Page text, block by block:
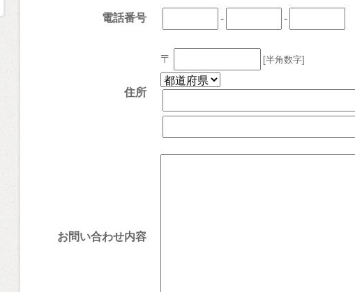
電話番号 - -
住所
〒 [半角数字]
お問い合わせ内容